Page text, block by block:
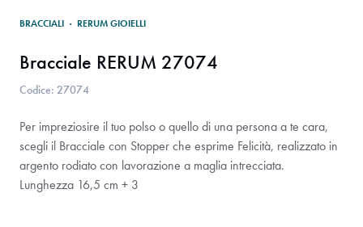
BRACCIALI · RERUM GIOIELLI
Bracciale RERUM 27074
Codice: 27074
Per impreziosire il tuo polso o quello di una persona a te cara,
scegli il Bracciale con Stopper che esprime Felicità, realizzato in
argento rodiato con lavorazione a maglia intrecciata.
Lunghezza 16,5 cm + 3